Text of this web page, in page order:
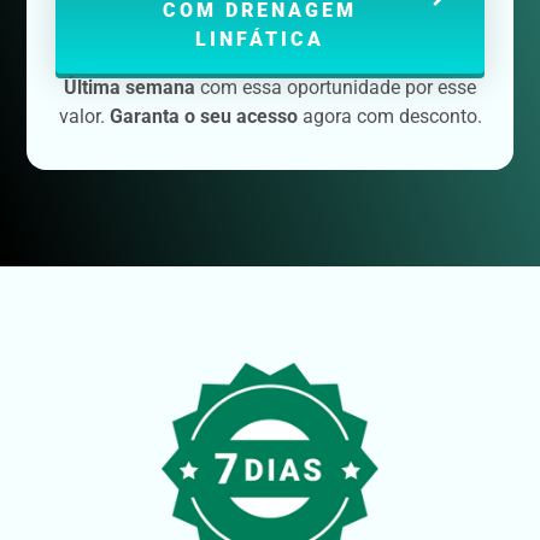
COM DRENAGEM
LINFÁTICA
Última semana com essa oportunidade por esse
valor. Garanta o seu acessoagora com desconto.